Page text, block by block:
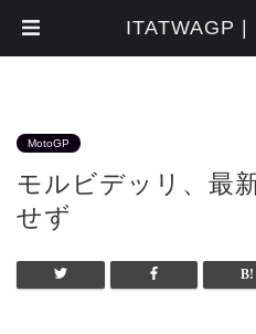
MotoGP
モルビデッリ、最
せず
ITATWAGP |